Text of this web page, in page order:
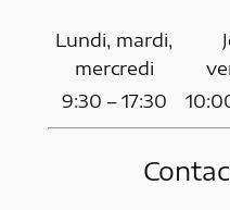
Lundi, mardi,
mercredi
9:30 – 17:30